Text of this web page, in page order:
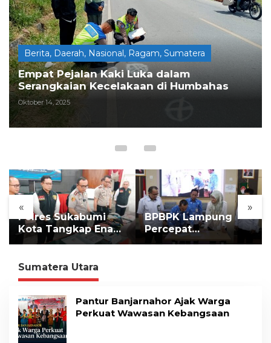
Berita, Daerah, Nasional, Ragam, Sumatera
Empat Pejalan Kaki Luka dalam
Serangkaian Kecelakaan di Humbahas
Oktober 14, 2025
« »
Polres Sukabumi
Kota Tangkap Enam
Pelaku
BPBPK Lampung
Percepat
Implementasi LLTT
Sumatera Utara
Pantur Banjarnahor Ajak Warga
Perkuat Wawasan Kebangsaan